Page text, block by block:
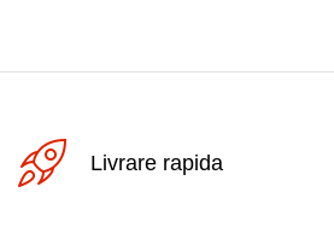
Livrare rapida